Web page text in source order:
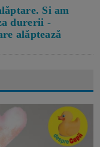
Si am
durerii -
alăptează